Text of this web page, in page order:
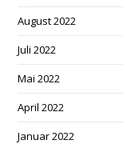
August 2022
Juli 2022
Mai 2022
April 2022
Januar 2022